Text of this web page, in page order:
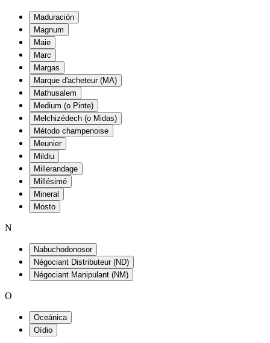
Maduración
Magnum
Maie
Marc
Margas
Marque d'acheteur (MA)
Mathusalem
Medium (o Pinte)
Melchizédech (o Midas)
Método champenoise
Meunier
Mildiu
Millerandage
Millésimé
Mineral
Mosto
N
Nabuchodonosor
Négociant Distributeur (ND)
Négociant Manipulant (NM)
O
Oceánica
Oídio